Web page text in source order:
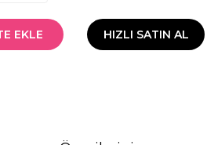
EKLE HIZLI SATIN AL